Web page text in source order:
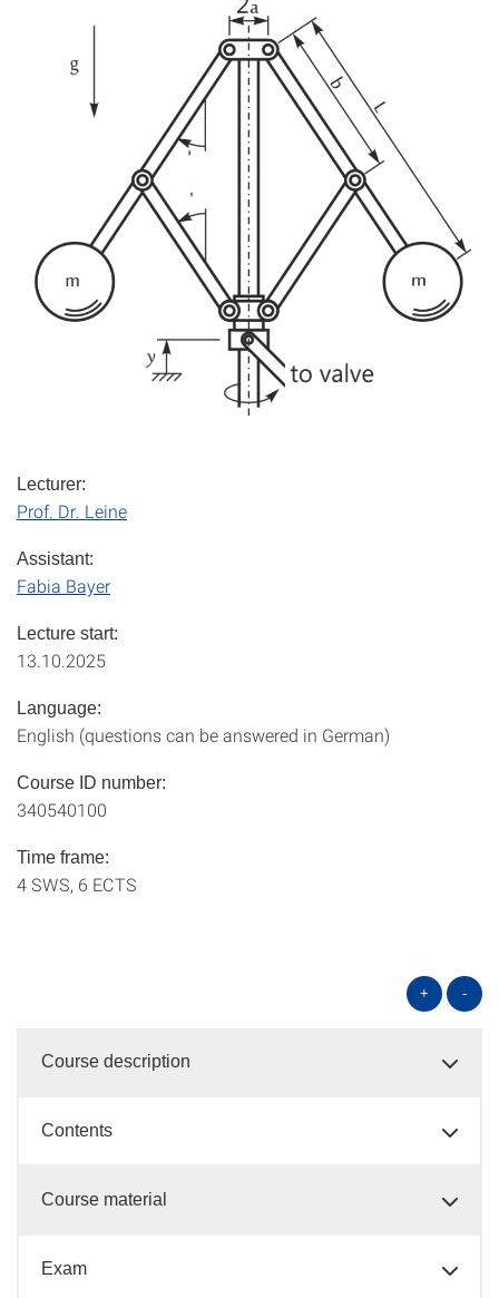
Lecturer:
Prof. Dr. Leine
Assistant:
Fabia Bayer
Lecture start:
13.10.2025
Language:
English (questions can be answered in German)
Course ID number:
340540100
Time frame:
4 SWS, 6 ECTS
+ -
Course description
Contents
Course material
Exam